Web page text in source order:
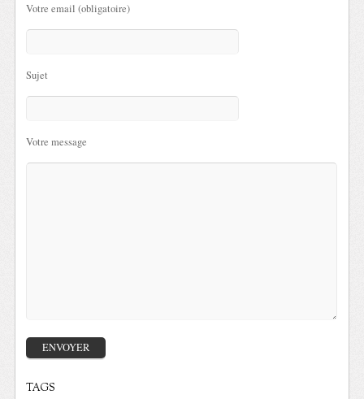
Votre email (obligatoire)
Sujet
Votre message
TAGS